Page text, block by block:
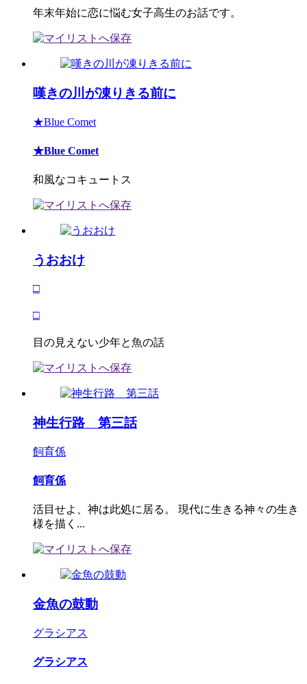
年末年始に恋に悩む女子高生のお話です。
嘆きの川が凍りきる前に
★Blue Comet
★Blue Comet
和風なコキュートス
うおおけ
□
□
目の見えない少年と魚の話
神生行路 第三話
飼育係
飼育係
活目せよ、神は此処に居る。 現代に生きる神々の生き
様を描く...
金魚の鼓動
グラシアス
グラシアス